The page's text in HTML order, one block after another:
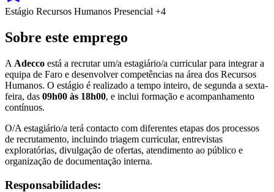
Estágio Recursos Humanos Presencial +4
Sobre este emprego
A Adecco está a recrutar um/a estagiário/a curricular para integrar a
equipa de Faro e desenvolver competências na área dos Recursos
Humanos. O estágio é realizado a tempo inteiro, de segunda a sexta-
feira, das 09h00 às 18h00, e inclui formação e acompanhamento
contínuos.
O/A estagiário/a terá contacto com diferentes etapas dos processos
de recrutamento, incluindo triagem curricular, entrevistas
exploratórias, divulgação de ofertas, atendimento ao público e
organização de documentação interna.
Responsabilidades: